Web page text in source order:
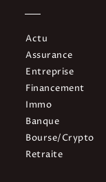
Actu
Assurance
Entreprise
Financement
Immo
Banque
Bourse/Crypto
Retraite